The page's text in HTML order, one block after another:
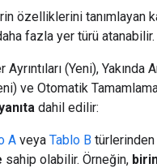
özelliklerini tanımlayan
fazla yer türü atanabilir.
(Yeni), Yakında
ve Otomatik
dahil edilir:
A veya Tablo B türlerinden
sahip olabilir. Örneğin,